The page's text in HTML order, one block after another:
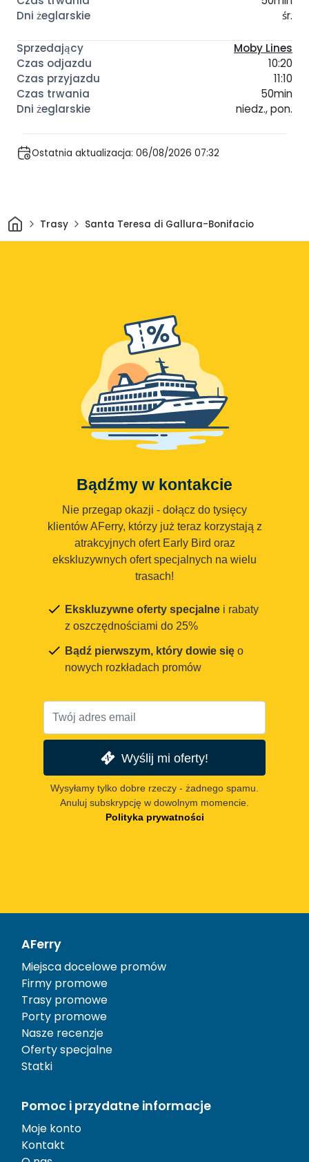
śr.
Moby Lines
10:20
11:10
50min
niedz., pon.
Ostatnia aktualizacja: 06/08/2026 07:32
DomTrasy Santa Teresa di Gallura-Bonifacio
Bądźmy w kontakcie
Nie przegap okazji - dołącz do tysięcy
klientów AFerry, którzy już teraz korzystają z
atrakcyjnych ofert Early Bird oraz
ekskluzywnych ofert specjalnych na wielu
trasach!
Ekskluzywne oferty specjalne i rabaty
z oszczędnościami do 25%
Bądź pierwszym, który dowie się o
nowych rozkładach promów
Wyślij mi oferty!
Wysyłamy tylko dobre rzeczy - żadnego spamu.
Anuluj subskrypcję w dowolnym momencie.
Polityka prywatności
AFerry
Miejsca docelowe promów
Firmy promowe
Trasy promowe
Porty promowe
Nasze recenzje
Oferty specjalne
Statki
Pomoc i przydatne informacje
Moje konto
Kontakt